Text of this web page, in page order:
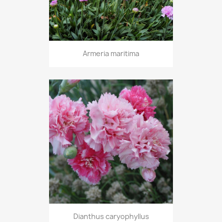
Armeria maritima
Dianthus caryophyllus